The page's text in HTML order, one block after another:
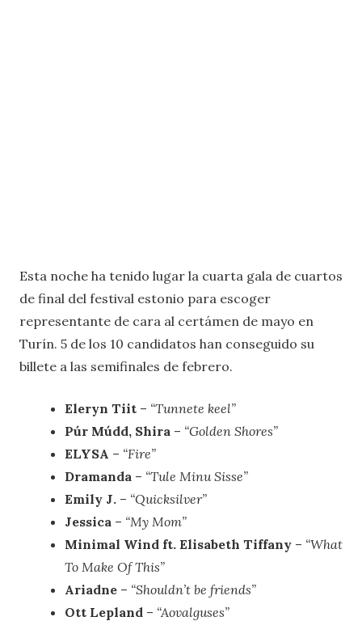
Esta noche ha tenido lugar la cuarta gala de cuartos
de final del festival estonio para escoger
representante de cara al certámen de mayo en
Turín. 5 de los 10 candidatos han conseguido su
billete a las semifinales de febrero.
Eleryn Tiit – “Tunnete keel”
Púr Múdd, Shira – “Golden Shores”
ELYSA – “Fire”
Dramanda – “Tule Minu Sisse”
Emily J. – “Quicksilver”
Jessica – “My Mom”
Minimal Wind ft. Elisabeth Tiffany – “What
To Make Of This”
Ariadne – “Shouldn’t be friends”
Ott Lepland – “Aovalguses”